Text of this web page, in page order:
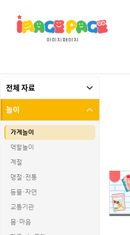
전체 자료
놀이
가게놀이
역할놀이
계절
명절·전통
동물·자연
교통기관
몸·마음